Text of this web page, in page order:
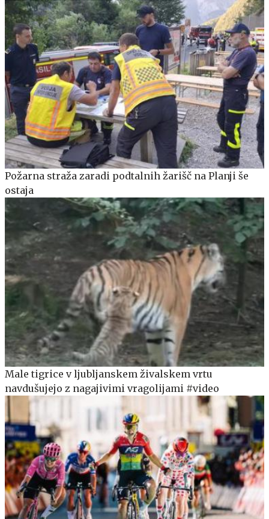
Požarna straža zaradi podtalnih žarišč na Planji še
ostaja
Male tigrice v ljubljanskem živalskem vrtu
navdušujejo z nagajivimi vragolijami #video